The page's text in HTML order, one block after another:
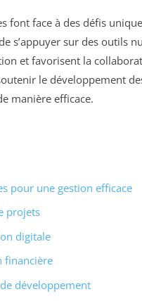
font face à des défis
s’appuyer sur des outils
et favorisent la
le développement
manière efficace.
pour une gestion efficace
projets
digitale
financière
développement